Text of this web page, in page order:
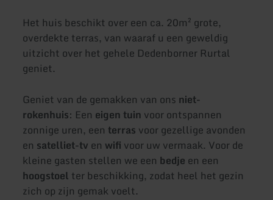
Het huis beschikt over een ca. 20m² grote,
overdekte terras, van waaraf u een geweldig
uitzicht over het gehele Dedenborner Rurtal
geniet.
Geniet van de gemakken van ons niet-
rokenhuis: Een eigen tuin voor ontspannen
zonnige uren, een terras voor gezellige avonden
en satelliet-tv en wifi voor uw vermaak. Voor de
kleine gasten stellen we een bedje en een
hoogstoel ter beschikking, zodat heel het gezin
zich op zijn gemak voelt.